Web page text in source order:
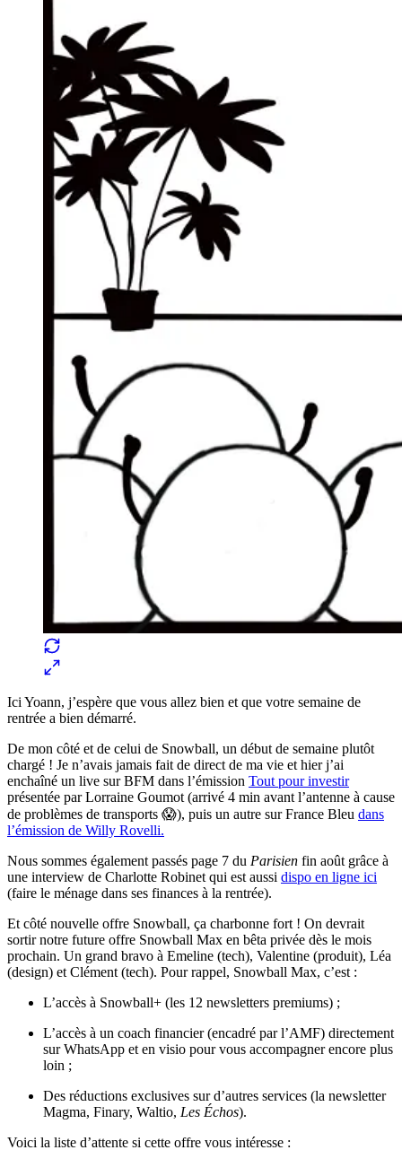
Ici Yoann, j’espère que vous allez bien et que votre semaine de
rentrée a bien démarré.
De mon côté et de celui de Snowball, un début de semaine plutôt
chargé ! Je n’avais jamais fait de direct de ma vie et hier j’ai
enchaîné un live sur BFM dans l’émission Tout pour investir
présentée par Lorraine Goumot (arrivé 4 min avant l’antenne à cause
de problèmes de transports 😱), puis un autre sur France Bleu dans
l’émission de Willy Rovelli.
Nous sommes également passés page 7 du Parisien fin août grâce à
une interview de Charlotte Robinet qui est aussi dispo en ligne ici
(faire le ménage dans ses finances à la rentrée).
Et côté nouvelle offre Snowball, ça charbonne fort ! On devrait
sortir notre future offre Snowball Max en bêta privée dès le mois
prochain. Un grand bravo à Emeline (tech), Valentine (produit), Léa
(design) et Clément (tech). Pour rappel, Snowball Max, c’est :
L’accès à Snowball+ (les 12 newsletters premiums) ;
L’accès à un coach financier (encadré par l’AMF) directement
sur WhatsApp et en visio pour vous accompagner encore plus
loin ;
Des réductions exclusives sur d’autres services (la newsletter
Magma, Finary, Waltio, Les Échos).
Voici la liste d’attente si cette offre vous intéresse :